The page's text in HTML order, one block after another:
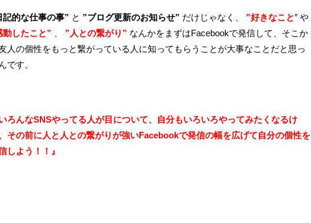
記的な仕事の事” と ”ブログ更新のお知らせ” だけじゃなく、 ”好きなこと” や
動したこと”
”人との繋がり” なんかをまずはFacebookで発信して、そこか
人の個性をもっと繋がっている人に知ってもらうことが大事なことだと思っ
です。
いろんなSNSやってる人が目について、自分もいろいろやってみたくなるけ
その前に人と人との繋がりが強いFacebookで発信の幅を広げて自分の個性を
しよう！！』